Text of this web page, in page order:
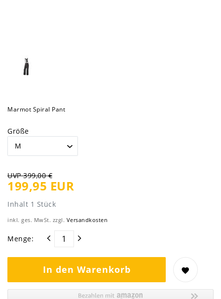
Marmot Spiral Pant
Größe
UVP 399,00 €
199,95 EUR
Inhalt 1 Stück
inkl. ges. MwSt. zzgl. Versandkosten
Menge:
In den Warenkorb